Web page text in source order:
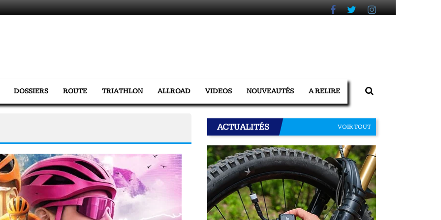
DOSSIERS ROUTE TRIATHLON ALLROAD VIDEOS NOUVEAUTÉS A RELIRE
ACTUALITÉS VOIR TOUT